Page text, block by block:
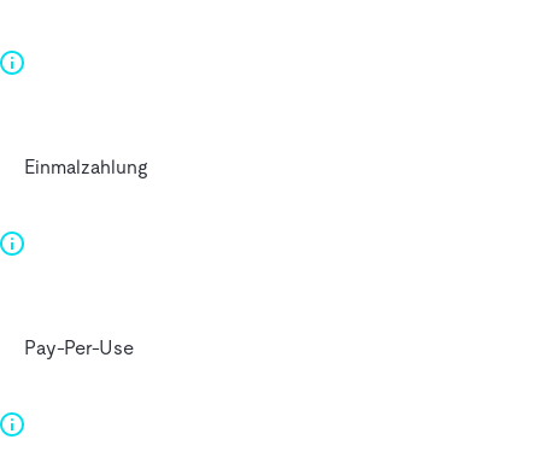
Einmalzahlung
Pay-Per-Use